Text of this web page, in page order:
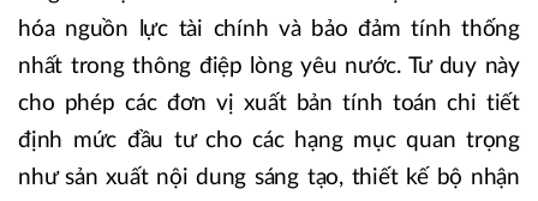
hóa nguồn lực tài chính và bảo đảm tính thống
nhất trong thông điệp lòng yêu nước. Tư duy này
cho phép các đơn vị xuất bản tính toán chi tiết
định mức đầu tư cho các hạng mục quan trọng
như sản xuất nội dung sáng tạo, thiết kế bộ nhận